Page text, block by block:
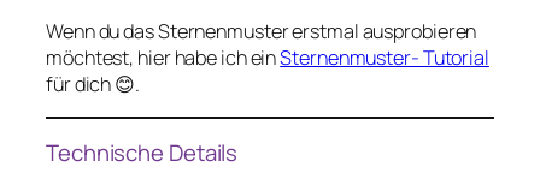
Wenn du das Sternenmuster erstmal ausprobieren
möchtest, hier habe ich einSternenmuster- Tutorial
für dich 😊.
Technische Details